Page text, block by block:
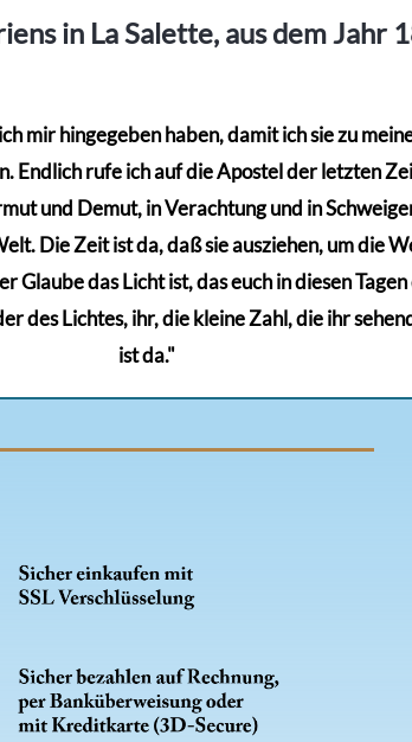
in La Salette, aus dem Jahr
mir hingegeben haben, damit ich sie zu
Endlich rufe ich auf die Apostel der letzten
und Demut, in Verachtung und in
Die Zeit ist da, daß sie ausziehen, um die
Glaube das Licht ist, das euch in diesen
des Lichtes, ihr, die kleine Zahl, die ihr
ist da."